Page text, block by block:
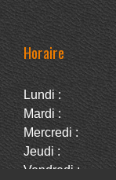
Horaire
Lundi :
Mardi :
Mercredi :
Jeudi :
Vendredi :